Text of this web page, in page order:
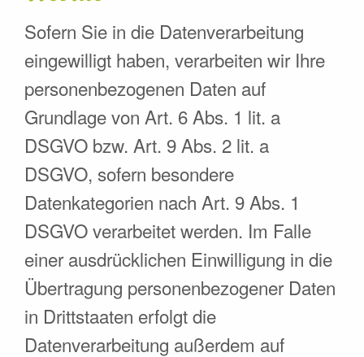
Sofern Sie in die Datenverarbeitung
eingewilligt haben, verarbeiten wir Ihre
personenbezogenen Daten auf
Grundlage von Art. 6 Abs. 1 lit. a
DSGVO bzw. Art. 9 Abs. 2 lit. a
DSGVO, sofern besondere
Datenkategorien nach Art. 9 Abs. 1
DSGVO verarbeitet werden. Im Falle
einer ausdrücklichen Einwilligung in die
Übertragung personenbezogener Daten
in Drittstaaten erfolgt die
Datenverarbeitung außerdem auf